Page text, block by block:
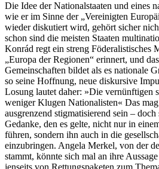
Die Idee der Nationalstaaten und eines
wie er im Sinne der „Vereinigten
wieder diskutiert wird, gehört sicher
schon sind die meisten Staaten
Konrád regt ein streng Föderalistisches
„Europa der Regionen“ erinnert, und
Gemeinschaften bildet als es nationale
so seine Hoffnung, neue diskursive
Losung lautet daher: »Die vernünftigen
weniger Klugen Nationalisten« Das
ausgrenzend stigmatisierend sein –
Gedanke, den es gelte, nicht nur in
führen, sondern ihn auch in die
einzubringen. Angela Merkel, von der
stammt, könnte sich mal an ihre